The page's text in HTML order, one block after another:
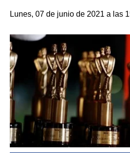
Lunes, 07 de junio de 2021 a las